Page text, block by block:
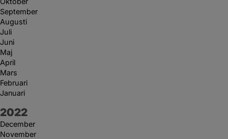
September
Augusti
Juli
Juni
Maj
April
Mars
Februari
Januari
År:
2022
December
November